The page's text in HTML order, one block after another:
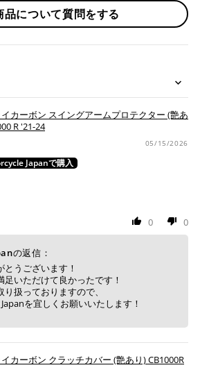
ボ払いは決済金額が税込10,000円以上の
ただけます。
での分割払いのご利用には、事前
割払い非対応のため、一括払い・リ
頂けます。
はご利用のカード会社の定めによります
認ください。
とパスワードを使ってスムーズなお支払
まる・使える！「簡単」「あんしん」
イをご利用ください。
、JCBのみです。
一緒にご注文の場合は、基本的にはお
からの発送になります。別で発送をご
あくまで目安になりますので、納期が
す。
影響により遅れが生じる場合もござい
ます。
。 配送会社の指定はできかねます。
品について質問をする
カーボン スイングアームプロテクター (艶あ
R '21-24
05/15/2026
0 0
の返信：
うございます！
いただけて良かったです！
扱っておりますので、
を宜しくお願いいたします！
カーボン クラッチカバー (艶あり) CB1000R